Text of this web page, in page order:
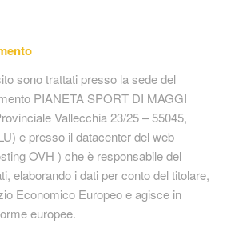
sono trattati presso la sede del
PIANETA SPORT DI MAGGI
Vallecchia 23/25 – 55045,
e presso il datacenter del web
OVH ) che è responsabile del
elaborando i dati per conto del titolare,
Economico Europeo e agisce in
europee.